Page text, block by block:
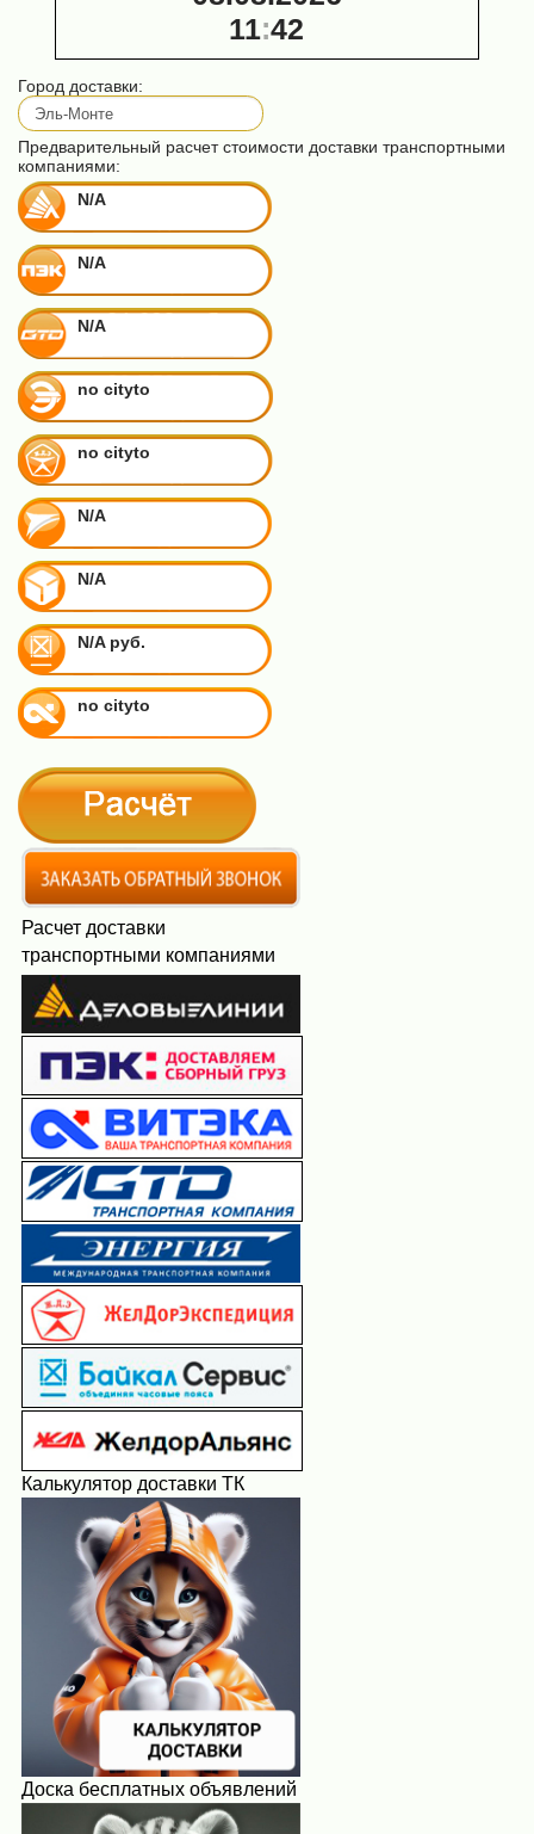
11:42
Город доставки:
Предварительный расчет стоимости доставки транспортными
компаниями:
N/A
N/A
N/A
no cityto
no cityto
N/A
N/A
N/A руб.
no cityto
Расчет доставки
транспортными компаниями
Калькулятор доставки ТК
Доска бесплатных объявлений